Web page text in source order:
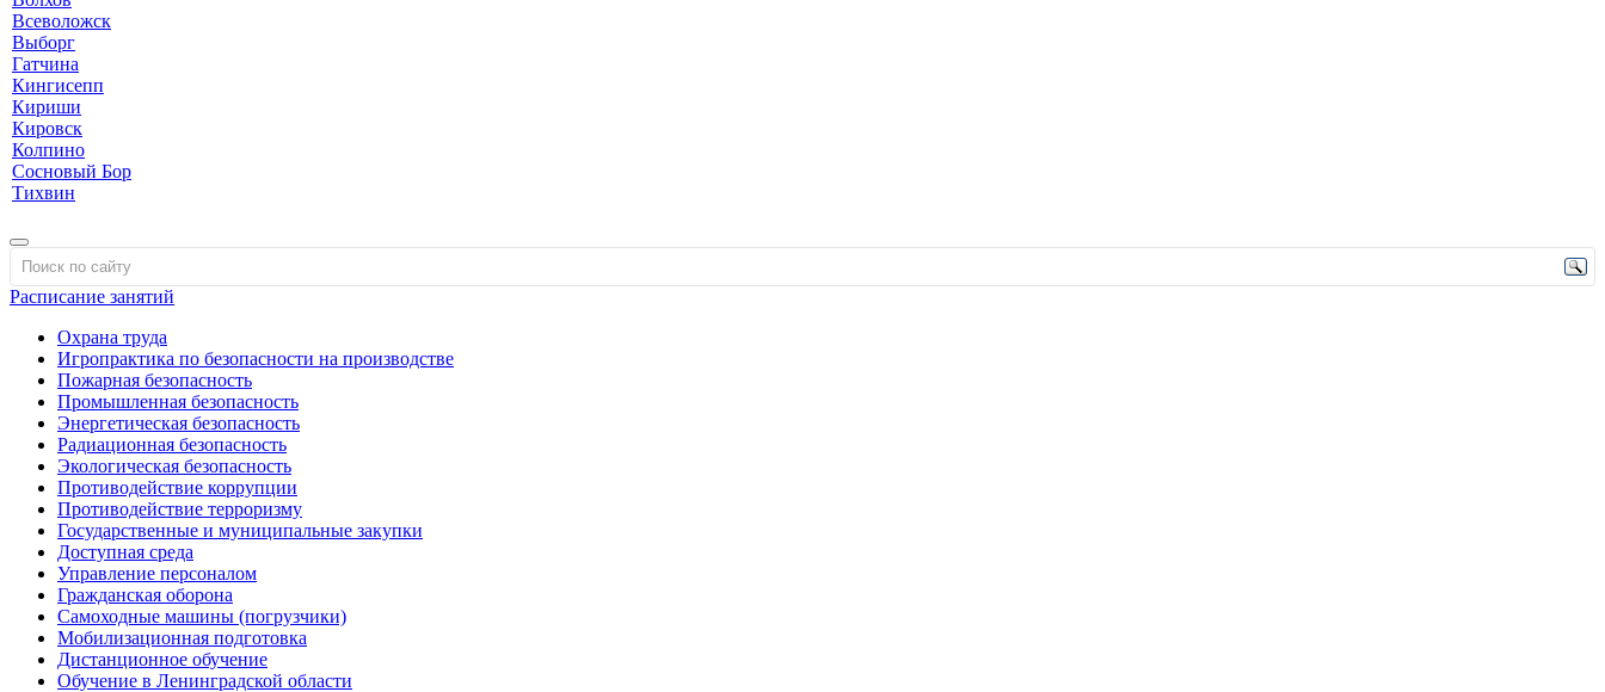
Всеволожск
Выборг
Гатчина
Кингисепп
Кириши
Кировск
Колпино
Сосновый Бор
Тихвин
Расписание занятий
Охрана труда
Игропрактика по безопасности на производстве
Пожарная безопасность
Промышленная безопасность
Энергетическая безопасность
Радиационная безопасность
Экологическая безопасность
Противодействие коррупции
Противодействие терроризму
Государственные и муниципальные закупки
Доступная среда
Управление персоналом
Гражданская оборона
Самоходные машины (погрузчики)
Мобилизационная подготовка
Дистанционное обучение
Обучение в Ленинградской области